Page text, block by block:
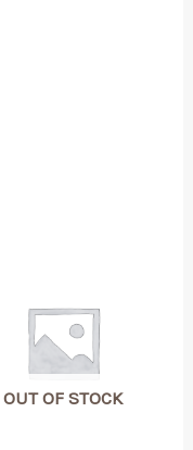
OUT OF STOCK